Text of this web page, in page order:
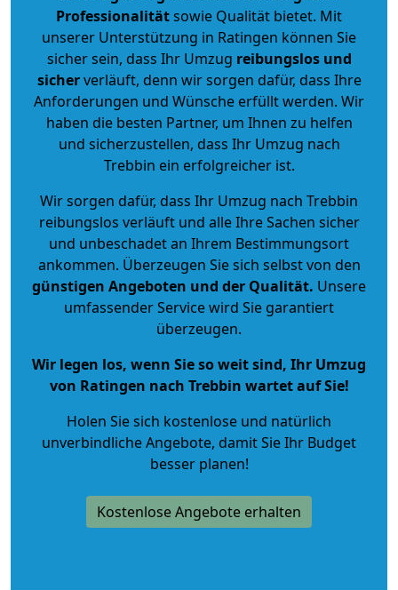
Professionalitätsowie Qualität bietet. Mit
unserer Unterstützung in Ratingen können Sie
sicher sein, dass Ihr Umzug reibungslos und
sicherverläuft, denn wir sorgen dafür, dass Ihre
Anforderungen und Wünsche erfüllt werden. Wir
haben die besten Partner, um Ihnen zu helfen
und sicherzustellen, dass Ihr Umzug nach
Trebbin ein erfolgreicher ist.
Wir sorgen dafür, dass Ihr Umzug nach Trebbin
reibungslos verläuft und alle Ihre Sachen sicher
und unbeschadet an Ihrem Bestimmungsort
ankommen. Überzeugen Sie sich selbst von den
günstigen Angeboten und der Qualität. Unsere
umfassender Service wird Sie garantiert
überzeugen.
Wir legen los, wenn Sie so weit sind, Ihr Umzug
von Ratingen nach Trebbin wartet auf Sie!
Holen Sie sich kostenlose und natürlich
unverbindliche Angebote, damit Sie Ihr Budget
besser planen!
Kostenlose Angebote erhalten